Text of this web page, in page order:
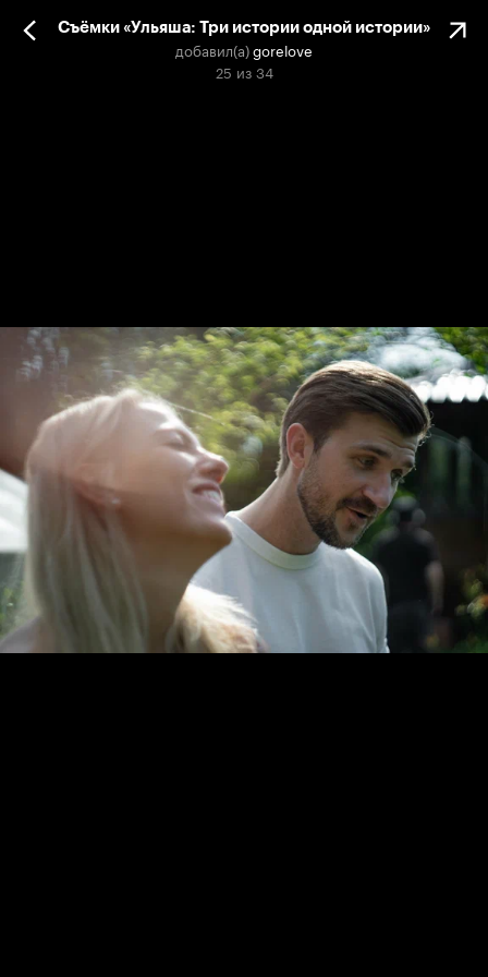
Съёмки «Ульяша: Три истории одной истории»
добавил(а)gorelove
25 из 34